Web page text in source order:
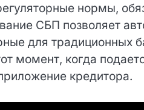
лиц,
нормы,
СБП позволяет
для традиционных
момент, когда